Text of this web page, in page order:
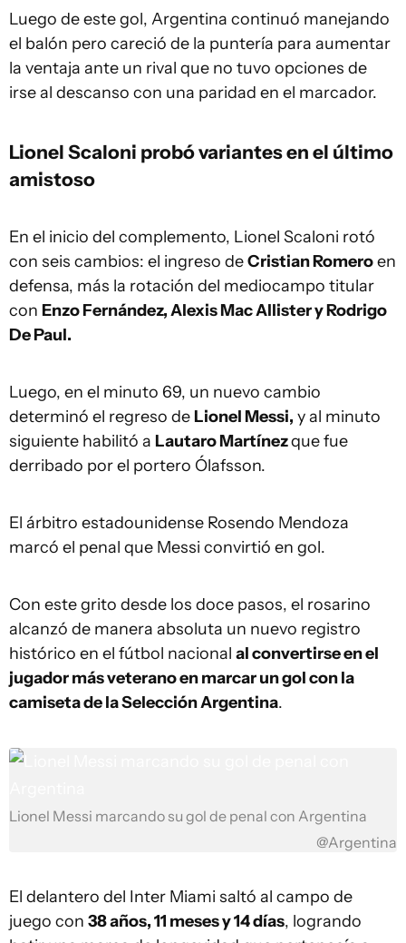
Luego de este gol, Argentina continuó manejando
el balón pero careció de la puntería para aumentar
la ventaja ante un rival que no tuvo opciones de
irse al descanso con una paridad en el marcador.
Lionel Scaloni probó variantes en el último
amistoso
En el inicio del complemento, Lionel Scaloni rotó
con seis cambios: el ingreso deCristian Romeroen
defensa, más la rotación del mediocampo titular
con Enzo Fernández, Alexis Mac Allister y Rodrigo
De Paul.
Luego, en el minuto 69, un nuevo cambio
determinó el regreso de Lionel Messi, y al minuto
siguiente habilitó a Lautaro Martínezque fue
derribado por el portero Ólafsson.
El árbitro estadounidense Rosendo Mendoza
marcó el penal que Messi convirtió en gol.
Con este grito desde los doce pasos, el rosarino
alcanzó de manera absoluta un nuevo registro
histórico en el fútbol nacional al convertirse en el
jugador más veterano en marcar un gol con la
camiseta de la Selección Argentina.
Lionel Messi marcando su gol de penal con Argentina
@Argentina
El delantero del Inter Miami saltó al campo de
juego con 38 años, 11 meses y 14 días, logrando